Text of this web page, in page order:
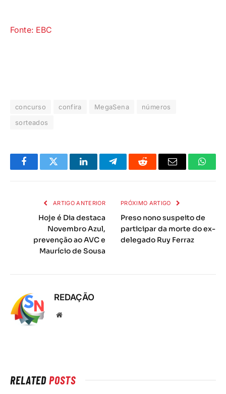
Fonte: EBC
concurso confira MegaSena
números
sorteados
FacebookTwitter LinkedInTelegramaReddit
E-
ARTIGO ANTERIOR
Hoje é Dia destaca
Novembro Azul,
prevenção ao AVC e
Maurício de Sousa
PRÓXIMO ARTIGO
Preso nono suspeito de
participar da morte do ex-
delegado Ruy Ferraz
REDAÇÃO
Local
RELATEDPOSTS